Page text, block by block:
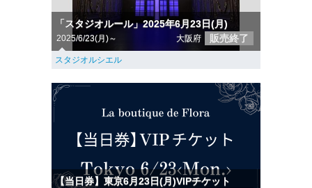
「スタジオルール」2025年6月23日(月)
2025/6/23(月)～ 大阪府 販売終了
スタジオルシエル
【当日券】東京6月23日(月)VIPチケット